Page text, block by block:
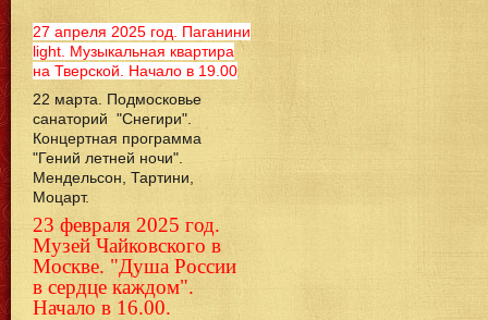
27 апреля 2025 год. Паганини
light. Музыкальная квартира
на Тверской. Начало в 19.00
22 марта. Подмосковье
санаторий "Снегири".
Концертная программа
"Гений летней ночи".
Мендельсон, Тартини,
Моцарт.
23 февраля 2025 год.
Музей Чайковского в
Москве. "Душа России
в сердце каждом".
Начало в 16.00.